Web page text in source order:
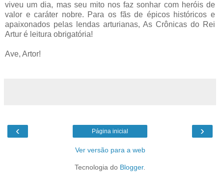
viveu um dia, mas seu mito nos faz sonhar com heróis de
valor e caráter nobre. Para os fãs de épicos históricos e
apaixonados pelas lendas arturianas, As Crônicas do Rei
Artur é leitura obrigatória!
Ave, Artor!
‹ ›
Página inicial
Ver versão para a web
Tecnologia do Blogger.